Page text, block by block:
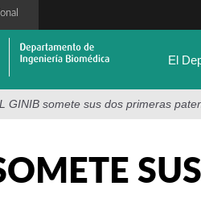
El
GINIB somete sus dos primeras